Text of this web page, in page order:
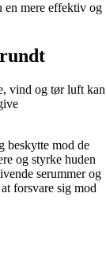
en mere effektiv og
vind og tør luft kan
beskytte mod de
og styrke huden
serummer og
forsvare sig mod